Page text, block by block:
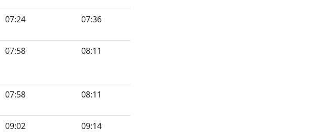
07:24 07:36
07:58 08:11
07:58 08:11
09:02 09:14